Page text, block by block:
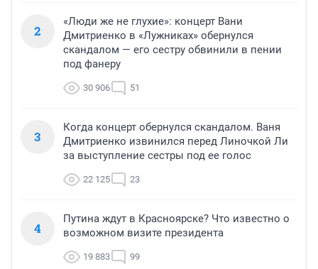
2
«Люди же не глухие»: концерт Вани
Дмитриенко в «Лужниках» обернулся
скандалом — его сестру обвинили в пении
под фанеру
30 906 51
3
Когда концерт обернулся скандалом. Ваня
Дмитриенко извинился перед Линочкой Ли
за выступление сестры под ее голос
22 125 23
4
Путина ждут в Красноярске? Что известно о
возможном визите президента
19 883 99